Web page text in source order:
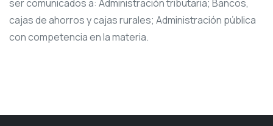
ser comunicados a: Administración tributaria; Bancos,
cajas de ahorros y cajas rurales; Administración pública
con competencia en la materia.